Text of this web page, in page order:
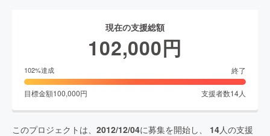
現在の支援総額
102,000円
102%達成 終了
目標金額100,000円 支援者数14人
このプロジェクトは、 2012/12/04に募集を開始し、 14人の支援